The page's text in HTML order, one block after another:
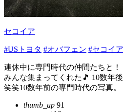
セコイア
#USトヨタ #オバフェン #セコイア
連休中に専門時代の仲間たちと
みんな集まってくれた🎵 10数年
笑笑10数年前の専門時代の写真。
thumb_up 91